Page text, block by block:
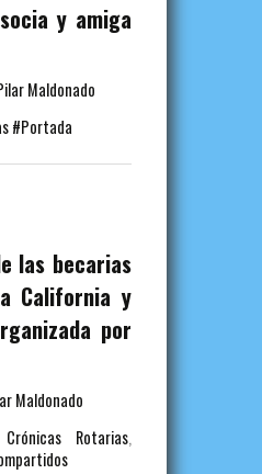
y amiga
Maldonado
#Portada
las becarias
California y
por
Maldonado
Rotarias,